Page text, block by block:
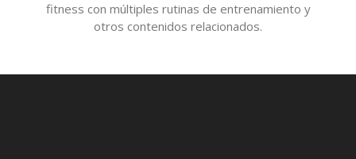
fitness con múltiples rutinas de entrenamiento y
otros contenidos relacionados.